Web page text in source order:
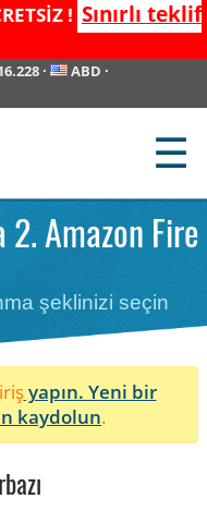
! Sınırlı teklif
· ABD ·
☰
2. Amazon Fire
şeklinizi seçin
yapın. Yeni bir
kaydolun.